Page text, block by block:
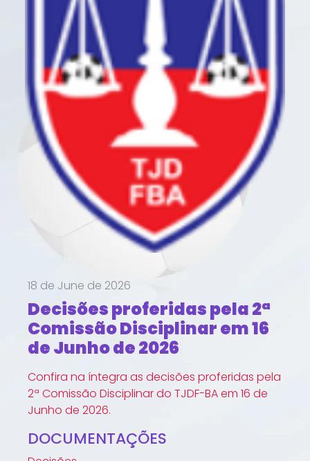
18 de June de 2026
Decisões proferidas pela 2ª
Comissão Disciplinar em 16
de Junho de 2026
Confira na íntegra as decisões proferidas pela
2ª Comissão Disciplinar do TJDF-BA em 16 de
Junho de 2026.
DOCUMENTAÇÕES